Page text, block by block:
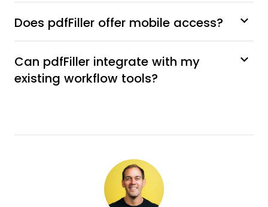
Does pdfFiller offer mobile access?
Can pdfFiller integrate with my
existing workflow tools?